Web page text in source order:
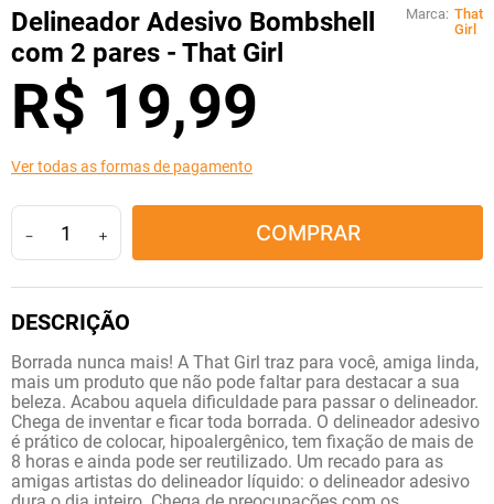
Delineador Adesivo Bombshell
com 2 pares - That Girl
Marca: That
Girl
R$ 19,99
Ver todas as formas de pagamento
＋
－ COMPRAR
Borrada nunca mais! A That Girl traz para você, amiga linda,
mais um produto que não pode faltar para destacar a sua
beleza. Acabou aquela dificuldade para passar o delineador.
Chega de inventar e ficar toda borrada. O delineador adesivo
é prático de colocar, hipoalergênico, tem fixação de mais de
8 horas e ainda pode ser reutilizado. Um recado para as
amigas artistas do delineador líquido: o delineador adesivo
6º
shampoo
7º
dipirona
8º
tadalafila
9º
lola
10º fraldas geriátricas